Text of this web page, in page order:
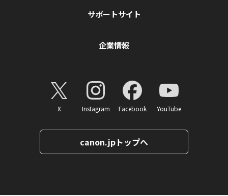
サポートサイト
企業情報
X Instagram Facebook YouTube
canon.jpトップへ